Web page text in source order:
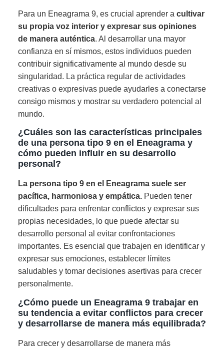
Para un Eneagrama 9, es crucial aprender a cultivar
su propia voz interior y expresar sus opiniones
de manera auténtica. Al desarrollar una mayor
confianza en sí mismos, estos individuos pueden
contribuir significativamente al mundo desde su
singularidad. La práctica regular de actividades
creativas o expresivas puede ayudarles a conectarse
consigo mismos y mostrar su verdadero potencial al
mundo.
¿Cuáles son las características principales
de una persona tipo 9 en el Eneagrama y
cómo pueden influir en su desarrollo
personal?
La persona tipo 9 en el Eneagrama suele ser
pacífica, harmoniosa y empática.Pueden tener
dificultades para enfrentar conflictos y expresar sus
propias necesidades, lo que puede afectar su
desarrollo personal al evitar confrontaciones
importantes. Es esencial que trabajen en identificar y
expresar sus emociones, establecer límites
saludables y tomar decisiones asertivas para crecer
personalmente.
¿Cómo puede un Eneagrama 9 trabajar en
su tendencia a evitar conflictos para crecer
y desarrollarse de manera más equilibrada?
Para crecer y desarrollarse de manera más